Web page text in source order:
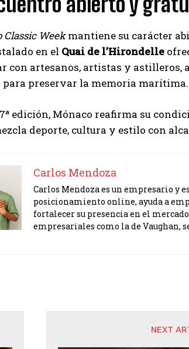
Classic Weekmantiene su carácter
en el Quai de l’Hirondelle
con artesanos, artistas y
para preservar la memoria marítima.
edición, Mónaco reafirma su
deporte, cultura y estilo con
Carlos Mendoza
Carlos Mendoza es un empresario y
posicionamiento online, ayuda a
fortalecer su presencia en el
empresariales como la de Vaughan,
NEXT